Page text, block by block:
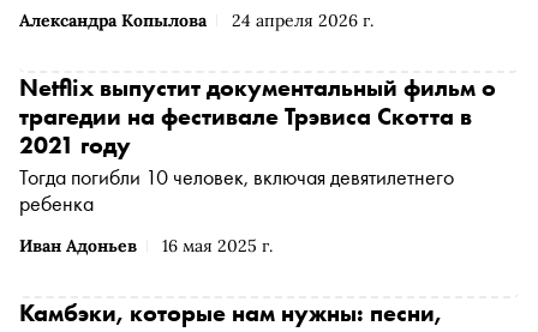
Александра Копылова 24 апреля 2026 г.
Иван Адоньев 16 мая 2025 г.
Netflix выпустит документальный фильм о
трагедии на фестивале Трэвиса Скотта в
2021 году
Тогда погибли 10 человек, включая девятилетнего
ребенка
Камбэки, которые нам нужны: песни,